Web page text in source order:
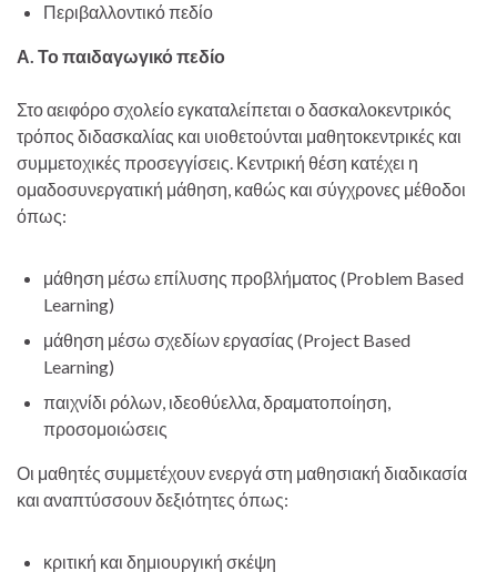
Περιβαλλοντικό πεδίο
Α. Το παιδαγωγικό πεδίο
Στο αειφόρο σχολείο εγκαταλείπεται ο δασκαλοκεντρικός
τρόπος διδασκαλίας και υιοθετούνται μαθητοκεντρικές και
συμμετοχικές προσεγγίσεις. Κεντρική θέση κατέχει η
ομαδοσυνεργατική μάθηση, καθώς και σύγχρονες μέθοδοι
όπως:
μάθηση μέσω επίλυσης προβλήματος (Problem Based
Learning)
μάθηση μέσω σχεδίων εργασίας (Project Based
Learning)
παιχνίδι ρόλων, ιδεοθύελλα, δραματοποίηση,
προσομοιώσεις
Οι μαθητές συμμετέχουν ενεργά στη μαθησιακή διαδικασία
και αναπτύσσουν δεξιότητες όπως:
κριτική και δημιουργική σκέψη